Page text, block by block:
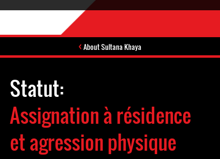
About Sultana Khaya
Statut:
Assignation à résidence
et agression physique